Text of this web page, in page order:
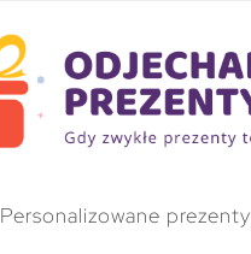
Personalizowane prezenty